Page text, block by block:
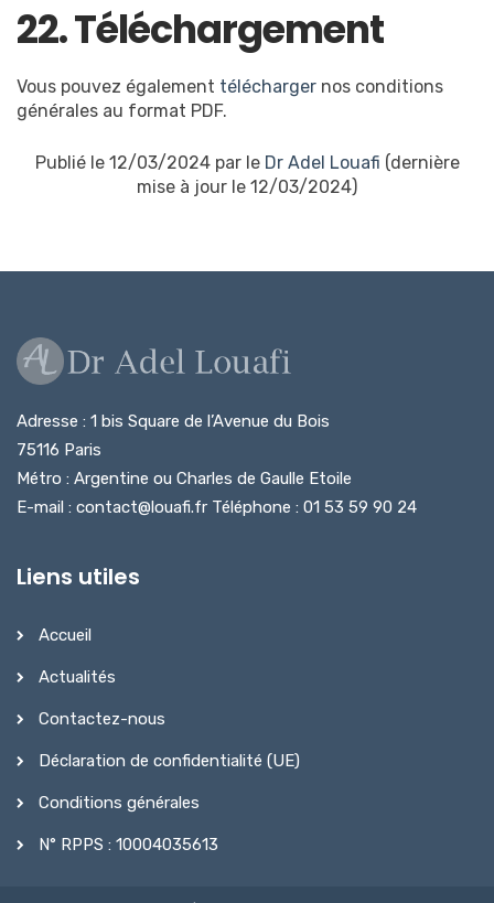
22. Téléchargement
Vous pouvez également télécharger nos conditions
générales au format PDF.
Publié le 12/03/2024 par le Dr Adel Louafi (dernière
mise à jour le 12/03/2024)
Adresse : 1 bis Square de l’Avenue du Bois
75116 Paris
Métro : Argentine ou Charles de Gaulle Etoile
E-mail : contact@louafi.fr Téléphone : 01 53 59 90 24
Liens utiles
Accueil
Actualités
Contactez-nous
Déclaration de confidentialité (UE)
Conditions générales
N° RPPS : 10004035613